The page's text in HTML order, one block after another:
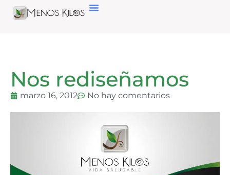
Nos rediseñamos
marzo 16, 2012 No hay comentarios